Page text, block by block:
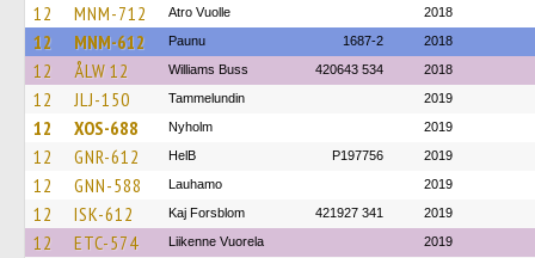
12 MNM-712 Atro Vuolle 2018
12 MNM-612 Paunu 1687-2 2018
12 ÅLW 12 Williams Buss 420643 534 2018
12 JLJ-150 Tammelundin 2019
12 XOS-688 Nyholm 2019
12 GNR-612 HelB P197756 2019
12 GNN-588 Lauhamo 2019
12 ISK-612 Kaj Forsblom 421927 341 2019
12 ETC-574 Liikenne Vuorela 2019